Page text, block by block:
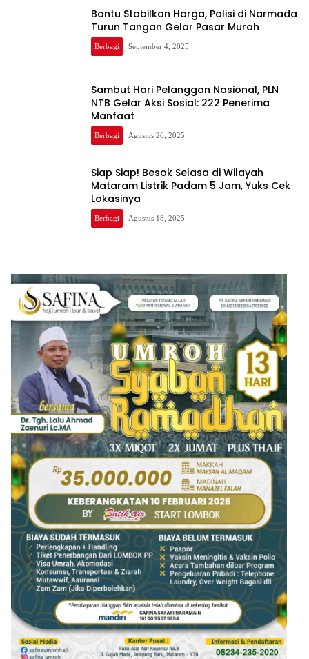
Bantu Stabilkan Harga, Polisi di Narmada
Turun Tangan Gelar Pasar Murah
Berbagi September 4, 2025
Sambut Hari Pelanggan Nasional, PLN
NTB Gelar Aksi Sosial: 222 Penerima
Manfaat
Berbagi Agustus 26, 2025
Siap Siap! Besok Selasa di Wilayah
Mataram Listrik Padam 5 Jam, Yuks Cek
Lokasinya
Berbagi Agustus 18, 2025